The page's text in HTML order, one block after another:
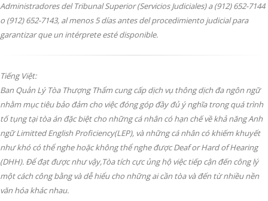
Administradores del Tribunal Superior (Servicios Judiciales) a (912) 652-7144
o (912) 652-7143, al menos 5 días antes del procedimiento judicial para
garantizar que un intérprete esté disponible.
Tiếng Việt:
Ban Quản Lý Tòa Thượng Thẩm cung cấp dịch vụ thông dịch đa ngôn ngữ
nhằm mục tiêu bảo đảm cho việc đóng góp đầy đủ ý nghĩa trong quá trình
tố tụng tại tòa án đặc biệt cho những cá nhân có hạn chế về khả năng Anh
ngữ Limitted English Proficiency(LEP), và những cá nhân có khiếm khuyết
như khó có thể nghe hoặc không thể nghe được Deaf or Hard of Hearing
(DHH). Để đạt được như vậy,Tòa tích cực ủng hộ việc tiếp cận đến công lý
một cách công bằng và dễ hiểu cho những ai cần tòa và đến từ nhiều nền
văn hóa khác nhau.